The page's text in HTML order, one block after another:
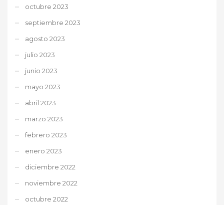
octubre 2023
septiembre 2023
agosto 2023
julio 2023
junio 2023
mayo 2023
abril 2023
marzo 2023
febrero 2023
enero 2023
diciembre 2022
noviembre 2022
octubre 2022